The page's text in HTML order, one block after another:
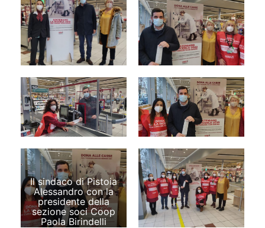
Il sindaco di Pistoia
Alessandro con la
presidente della
sezione soci Coop
Paola Birindelli